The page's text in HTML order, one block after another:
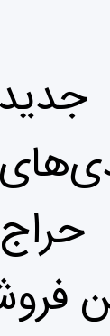
جدید
حراج